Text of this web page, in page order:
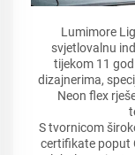
Lumimore
svjetlovalnu
tijekom 11
dizajnerima,
Neon flex
S tvornicom
certifikate poput